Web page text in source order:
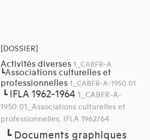
[DOSSIER]
Activités diverses 1_CABFR-A
┗Associations culturelles et
professionnelles 1_CABFR-A-1950.01
┗ IFLA 1962-1964 1_CABFR-A-
1950.01_Associations culturelles et
professionnelles, IFLA 1962/64
┗Documents graphiques